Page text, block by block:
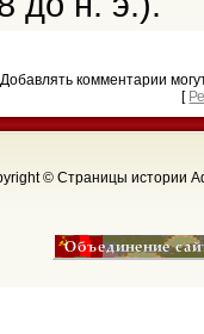
Добавлять комментарии
[
© Страницы истории